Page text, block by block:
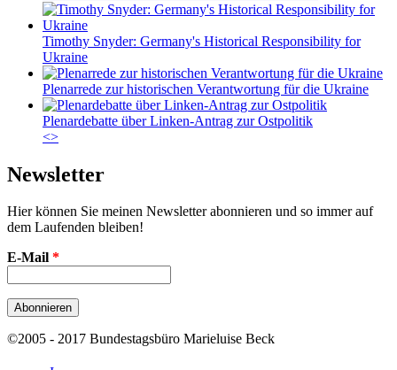
Timothy Snyder: Germany's Historical Responsibility for
Ukraine
Plenarrede zur historischen Verantwortung für die Ukraine
Plenardebatte über Linken-Antrag zur Ostpolitik
<>
Newsletter
Hier können Sie meinen Newsletter abonnieren und so immer auf
dem Laufenden bleiben!
E-Mail *
©2005 - 2017 Bundestagsbüro Marieluise Beck